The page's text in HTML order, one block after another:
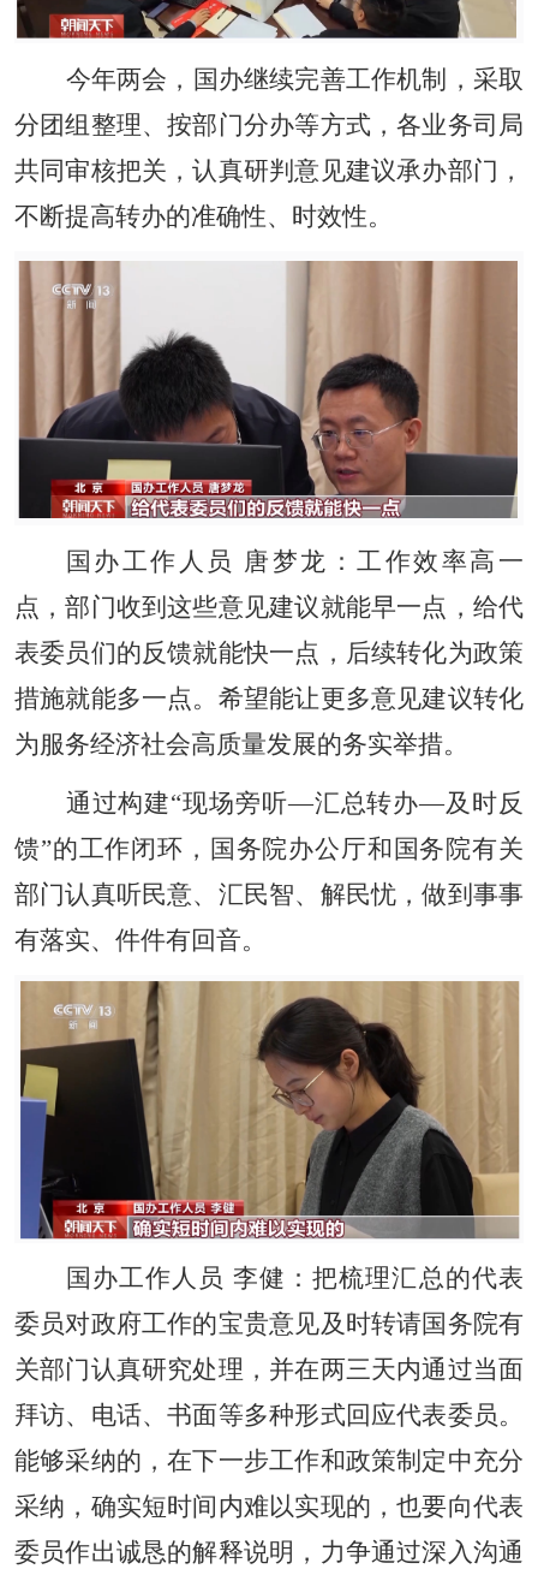
今年两会，国办继续完善工作机制，采取
分团组整理、按部门分办等方式，各业务司局
共同审核把关，认真研判意见建议承办部门，
不断提高转办的准确性、时效性。
国办工作人员 唐梦龙：工作效率高一
点，部门收到这些意见建议就能早一点，给代
表委员们的反馈就能快一点，后续转化为政策
措施就能多一点。希望能让更多意见建议转化
为服务经济社会高质量发展的务实举措。
通过构建“现场旁听—汇总转办—及时反
馈”的工作闭环，国务院办公厅和国务院有关
部门认真听民意、汇民智、解民忧，做到事事
有落实、件件有回音。
国办工作人员 李健：把梳理汇总的代表
委员对政府工作的宝贵意见及时转请国务院有
关部门认真研究处理，并在两三天内通过当面
拜访、电话、书面等多种形式回应代表委员。
能够采纳的，在下一步工作和政策制定中充分
采纳，确实短时间内难以实现的，也要向代表
委员作出诚恳的解释说明，力争通过深入沟通